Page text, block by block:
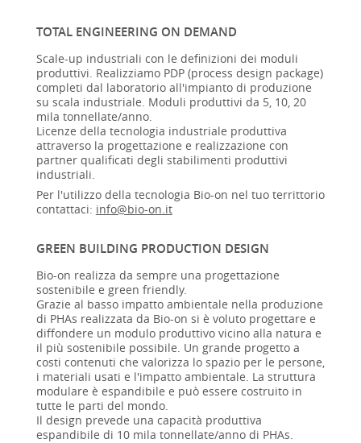
TOTAL ENGINEERING ON DEMAND
Scale-up industriali con le definizioni dei moduli
produttivi. Realizziamo PDP (process design package)
completi dal laboratorio all'impianto di produzione
su scala industriale. Moduli produttivi da 5, 10, 20
mila tonnellate/anno.
Licenze della tecnologia industriale produttiva
attraverso la progettazione e realizzazione con
partner qualificati degli stabilimenti produttivi
industriali.
Per l'utilizzo della tecnologia Bio-on nel tuo territtorio
contattaci: info@bio-on.it
GREEN BUILDING PRODUCTION DESIGN
Bio-on realizza da sempre una progettazione
sostenibile e green friendly.
Grazie al basso impatto ambientale nella produzione
di PHAs realizzata da Bio-on si è voluto progettare e
diffondere un modulo produttivo vicino alla natura e
il più sostenibile possibile. Un grande progetto a
costi contenuti che valorizza lo spazio per le persone,
i materiali usati e l'impatto ambientale. La struttura
modulare è espandibile e può essere costruito in
tutte le parti del mondo.
Il design prevede una capacità produttiva
espandibile di 10 mila tonnellate/anno di PHAs.